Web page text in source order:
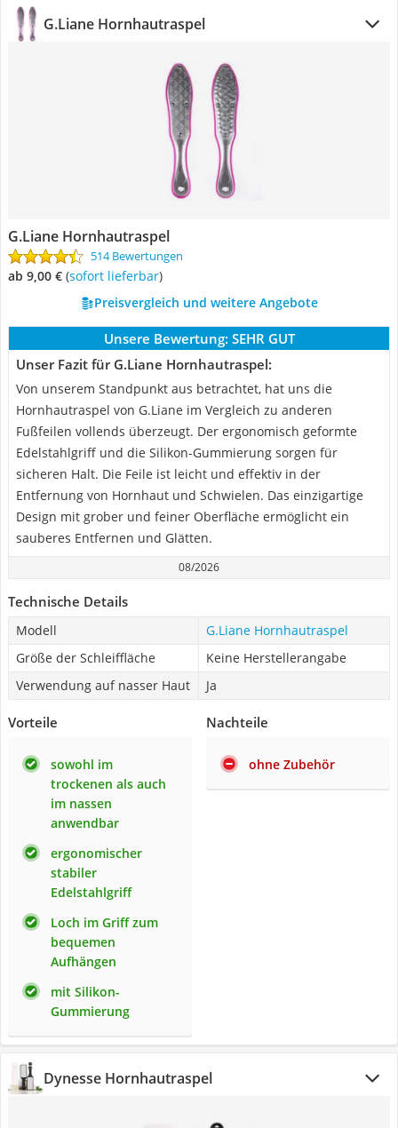
G.Liane Hornhautraspel
G.Liane Hornhautraspel
514 Bewertungen
ab 9,00 € ( Sofort lieferbar)
Preisvergleich und weitere Angebote
Unsere Bewertung: SEHR GUT
Unser Fazit für G.Liane Hornhautraspel:
Von unserem Standpunkt aus betrachtet, hat uns die
Hornhautraspel von G.Liane im Vergleich zu anderen
Fußfeilen vollends überzeugt. Der ergonomisch geformte
Edelstahlgriff und die Silikon-Gummierung sorgen für
sicheren Halt. Die Feile ist leicht und effektiv in der
Entfernung von Hornhaut und Schwielen. Das einzigartige
Design mit grober und feiner Oberfläche ermöglicht ein
sauberes Entfernen und Glätten.
08/2026
Technische Details
Modell
G.Liane Hornhautraspel
Größe der Schleiffläche
Keine Herstellerangabe
Verwendung auf nasser Haut
Ja
Vorteile
sowohl im
trockenen als auch
im nassen
anwendbar
ergonomischer
stabiler
Edelstahlgriff
Loch im Griff zum
bequemen
Aufhängen
mit Silikon-
Gummierung
Nachteile
ohne Zubehör
Dynesse Hornhautraspel